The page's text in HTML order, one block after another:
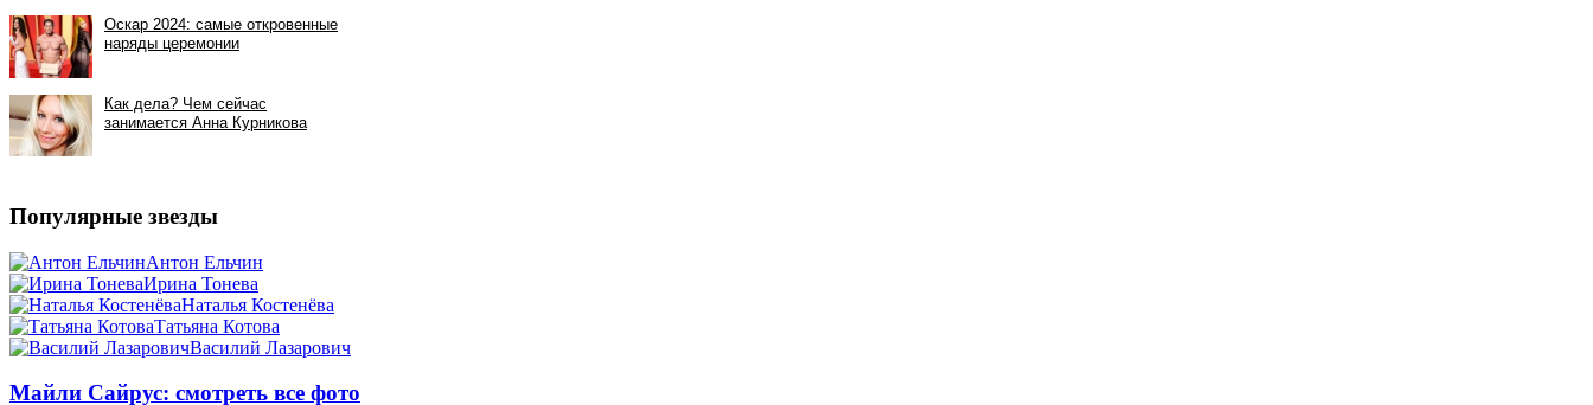
Популярные звезды
Антон Ельчин
Ирина Тонева
Наталья Костенёва
Татьяна Котова
Василий Лазарович
Майли Сайрус: смотреть все фото